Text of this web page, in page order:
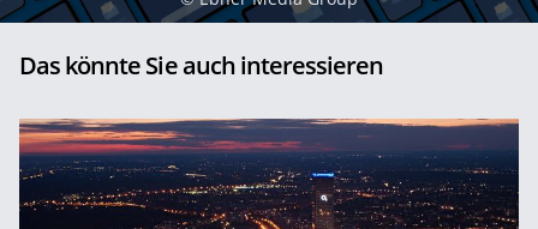
Das könnte Sie auch interessieren